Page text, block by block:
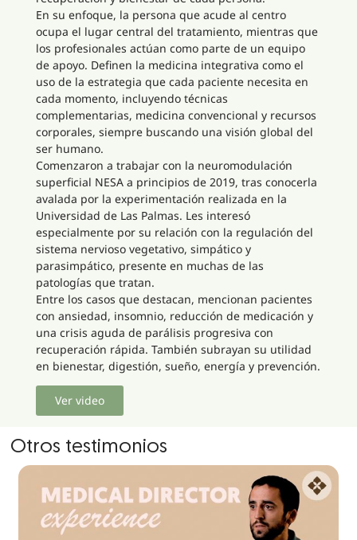
En su enfoque, la persona que acude al centro
ocupa el lugar central del tratamiento, mientras que
los profesionales actúan como parte de un equipo
de apoyo. Definen la medicina integrativa como el
uso de la estrategia que cada paciente necesita en
cada momento, incluyendo técnicas
complementarias, medicina convencional y recursos
corporales, siempre buscando una visión global del
ser humano.
Comenzaron a trabajar con la neuromodulación
superficial NESA a principios de 2019, tras conocerla
avalada por la experimentación realizada en la
Universidad de Las Palmas. Les interesó
especialmente por su relación con la regulación del
sistema nervioso vegetativo, simpático y
parasimpático, presente en muchas de las
patologías que tratan.
Entre los casos que destacan, mencionan pacientes
con ansiedad, insomnio, reducción de medicación y
una crisis aguda de parálisis progresiva con
recuperación rápida. También subrayan su utilidad
en bienestar, digestión, sueño, energía y prevención.
Ver video
Otros testimonios